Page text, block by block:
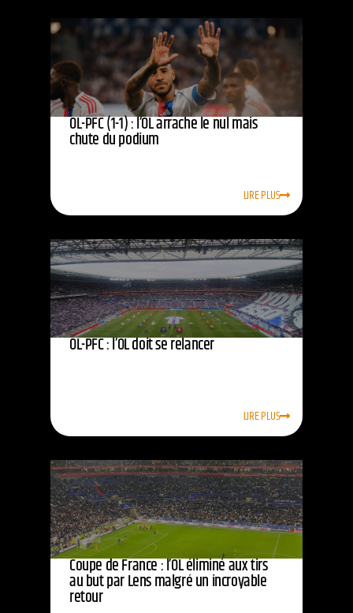
OL-PFC (1-1) : l’OL arrache le nul mais
chute du podium
LIRE PLUS
OL-PFC : l’OL doit se relancer
LIRE PLUS
Coupe de France : l’OL éliminé aux tirs
au but par Lens malgré un incroyable
retour